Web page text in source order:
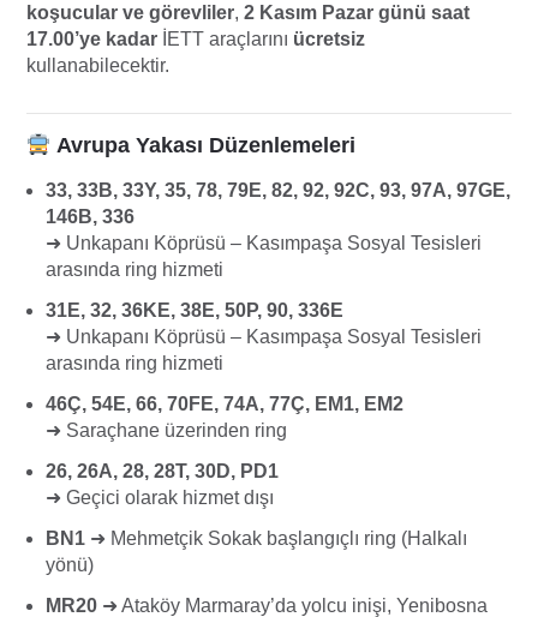
koşucular ve görevliler, 2 Kasım Pazar günü saat
17.00’ye kadar İETT araçlarını ücretsiz
kullanabilecektir.
Avrupa Yakası Düzenlemeleri
33, 33B, 33Y, 35, 78, 79E, 82, 92, 92C, 93, 97A, 97GE,
146B, 336
➜ Unkapanı Köprüsü – Kasımpaşa Sosyal Tesisleri
arasında ring hizmeti
31E, 32, 36KE, 38E, 50P, 90, 336E
➜ Unkapanı Köprüsü – Kasımpaşa Sosyal Tesisleri
arasında ring hizmeti
46Ç, 54E, 66, 70FE, 74A, 77Ç, EM1, EM2
➜ Saraçhane üzerinden ring
26, 26A, 28, 28T, 30D, PD1
➜ Geçici olarak hizmet dışı
BN1 ➜ Mehmetçik Sokak başlangıçlı ring (Halkalı
yönü)
MR20 ➜ Ataköy Marmaray’da yolcu inişi, Yenibosna